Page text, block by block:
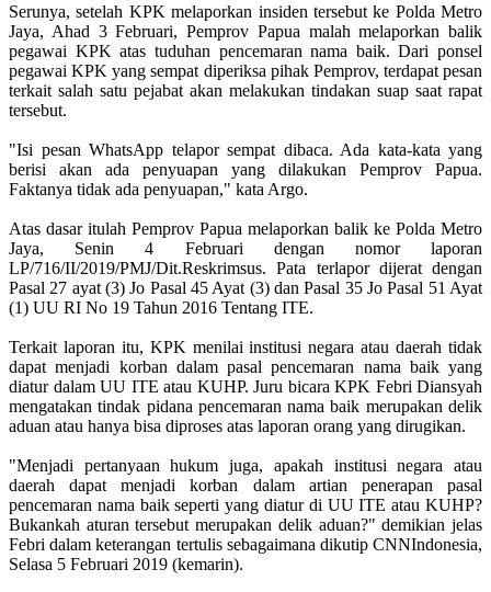
Serunya, setelah KPK melaporkan insiden tersebut ke Polda Metro
Jaya, Ahad 3 Februari, Pemprov Papua malah melaporkan balik
pegawai KPK atas tuduhan pencemaran nama baik. Dari ponsel
pegawai KPK yang sempat diperiksa pihak Pemprov, terdapat pesan
terkait salah satu pejabat akan melakukan tindakan suap saat rapat
tersebut.
"Isi pesan WhatsApp telapor sempat dibaca. Ada kata-kata yang
berisi akan ada penyuapan yang dilakukan Pemprov Papua.
Faktanya tidak ada penyuapan," kata Argo.
Atas dasar itulah Pemprov Papua melaporkan balik ke Polda Metro
Jaya, Senin 4 Februari dengan nomor laporan
LP/716/II/2019/PMJ/Dit.Reskrimsus. Pata terlapor dijerat dengan
Pasal 27 ayat (3) Jo Pasal 45 Ayat (3) dan Pasal 35 Jo Pasal 51 Ayat
(1) UU RI No 19 Tahun 2016 Tentang ITE.
Terkait laporan itu, KPK menilai institusi negara atau daerah tidak
dapat menjadi korban dalam pasal pencemaran nama baik yang
diatur dalam UU ITE atau KUHP. Juru bicara KPK Febri Diansyah
mengatakan tindak pidana pencemaran nama baik merupakan delik
aduan atau hanya bisa diproses atas laporan orang yang dirugikan.
"Menjadi pertanyaan hukum juga, apakah institusi negara atau
daerah dapat menjadi korban dalam artian penerapan pasal
pencemaran nama baik seperti yang diatur di UU ITE atau KUHP?
Bukankah aturan tersebut merupakan delik aduan?" demikian jelas
Febri dalam keterangan tertulis sebagaimana dikutip CNNIndonesia,
Selasa 5 Februari 2019 (kemarin).